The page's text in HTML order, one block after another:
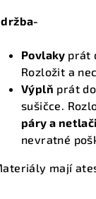
Povlaky prát
Rozložit a
Výplň prát
sušičce.
páry a
nevratné
mají